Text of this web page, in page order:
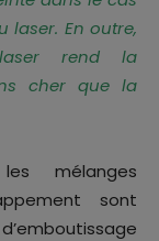
En outre,
laser rend la
cher que la
mélanges
sont